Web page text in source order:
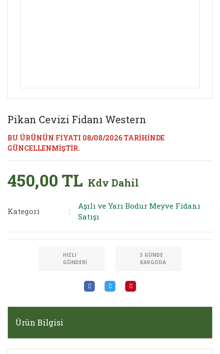
Pikan Cevizi Fidanı Western
BU ÜRÜNÜN FİYATI 08/08/2026 TARİHİNDE
GÜNCELLENMİŞTİR.
450,00 TL Kdv Dahil
Kategori
Aşılı ve Yarı Bodur Meyve Fidanı
Satışı
HIZLI
GÖNDERI
3 GÜNDE
KARGODA
Ürün Bilgisi